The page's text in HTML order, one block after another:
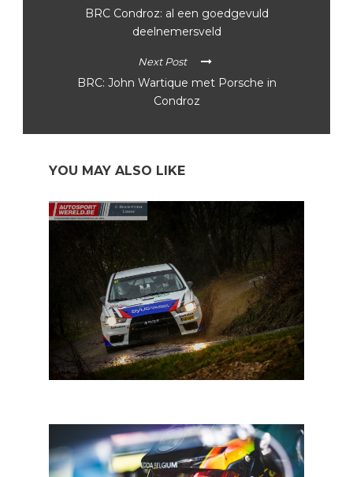
BRC Condroz: al een goedgevuld
deelnemersveld
Next Post
BRC: John Wartique met Porsche in
Condroz
YOU MAY ALSO LIKE